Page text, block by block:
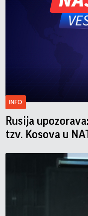
INFO
Rusija
tzv. Kosova u